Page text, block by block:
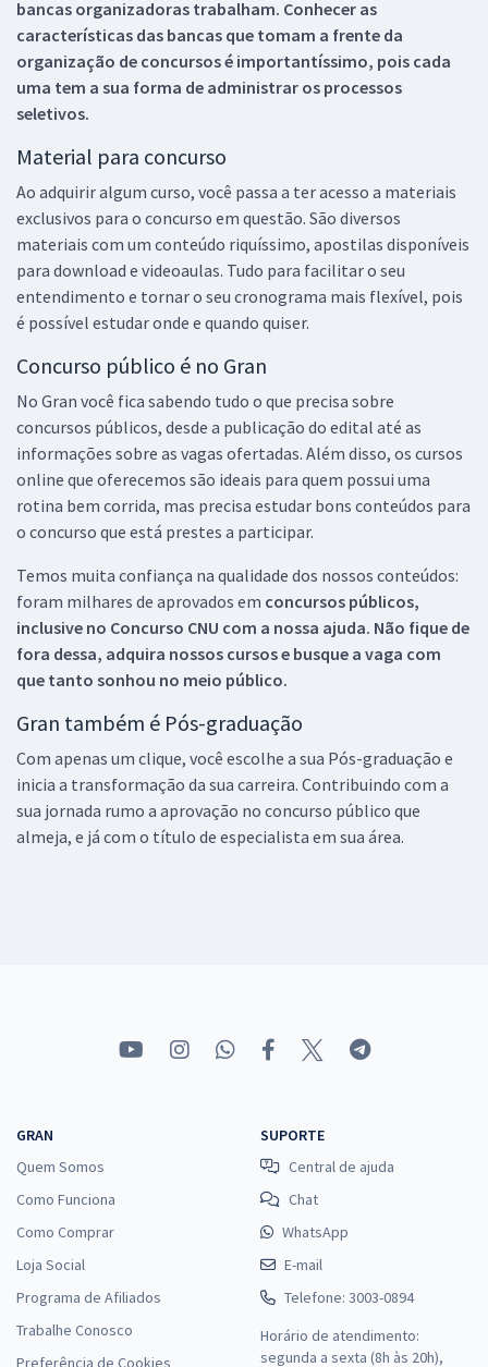
bancas organizadoras trabalham. Conhecer as
características das bancas que tomam a frente da
organização de concursos é importantíssimo, pois cada
uma tem a sua forma de administrar os processos
seletivos.
Material para concurso
Ao adquirir algum curso, você passa a ter acesso a materiais
exclusivos para o concurso em questão. São diversos
materiais com um conteúdo riquíssimo, apostilas disponíveis
para download e videoaulas. Tudo para facilitar o seu
entendimento e tornar o seu cronograma mais flexível, pois
é possível estudar onde e quando quiser.
Concurso público é no Gran
No Gran você fica sabendo tudo o que precisa sobre
concursos públicos, desde a publicação do edital até as
informações sobre as vagas ofertadas. Além disso, os cursos
online que oferecemos são ideais para quem possui uma
rotina bem corrida, mas precisa estudar bons conteúdos para
o concurso que está prestes a participar.
Temos muita confiança na qualidade dos nossos conteúdos:
foram milhares de aprovados em concursos públicos,
inclusive no Concurso CNU com a nossa ajuda. Não fique de
fora dessa, adquira nossos cursos e busque a vaga com
que tanto sonhou no meio público.
Gran também é Pós-graduação
Com apenas um clique, você escolhe a sua Pós-graduação e
inicia a transformação da sua carreira. Contribuindo com a
sua jornada rumo a aprovação no concurso público que
almeja, e já com o título de especialista em sua área.
GRAN
Quem Somos
Como Funciona
Como Comprar
Loja Social
Programa de Afiliados
Trabalhe Conosco
Preferência de Cookies
SUPORTE
Central de ajuda
Chat
WhatsApp
E-mail
Telefone: 3003-0894
Horário de atendimento:
segunda a sexta (8h às 20h),